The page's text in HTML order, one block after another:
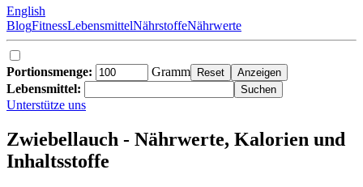
English
BlogFitnessLebensmittelNährstoffeNährwerte
Portionsmenge:
Gramm
Lebensmittel:
Unterstütze uns
Zwiebellauch - Nährwerte, Kalorien und
Inhaltsstoffe